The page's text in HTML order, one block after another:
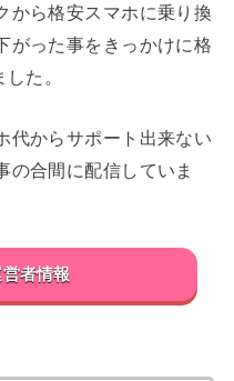
から格安スマホに乗り換
がった事をきっかけに格
た。
代からサポート出来ない
の合間に配信していま
者情報